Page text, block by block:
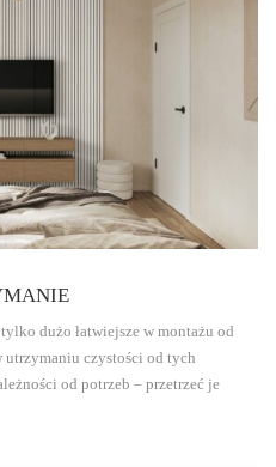
dużo łatwiejsze w montażu od
utrzymaniu czystości od tych
od potrzeb – przetrzeć je